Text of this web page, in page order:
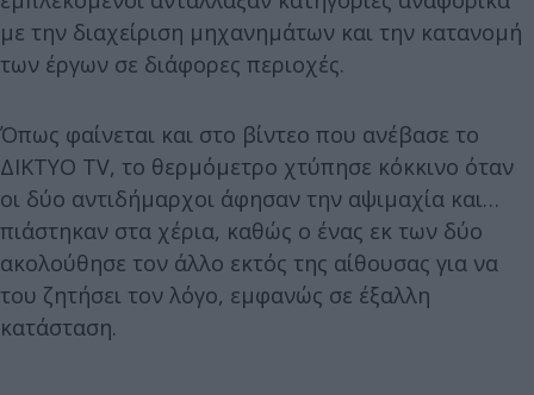
με την διαχείριση μηχανημάτων και την κατανομή
των έργων σε διάφορες περιοχές.
Όπως φαίνεται και στο βίντεο που ανέβασε το
ΔΙΚΤΥΟ TV, το θερμόμετρο χτύπησε κόκκινο όταν
οι δύο αντιδήμαρχοι άφησαν την αψιμαχία και…
πιάστηκαν στα χέρια, καθώς ο ένας εκ των δύο
ακολούθησε τον άλλο εκτός της αίθουσας για να
του ζητήσει τον λόγο, εμφανώς σε έξαλλη
κατάσταση.